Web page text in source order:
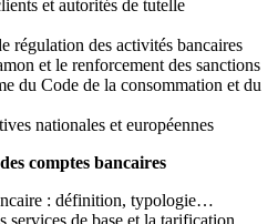
et autorités de tutelle
régulation des activités bancaires
et le renforcement des sanctions
du Code de la consommation et du
nationales et européennes
comptes bancaires
: définition, typologie…
services de base et la tarification